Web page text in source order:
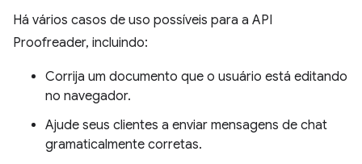
Há vários casos de uso possíveis para a API
Proofreader, incluindo:
Corrija um documento que o usuário está editando
no navegador.
Ajude seus clientes a enviar mensagens de chat
gramaticalmente corretas.